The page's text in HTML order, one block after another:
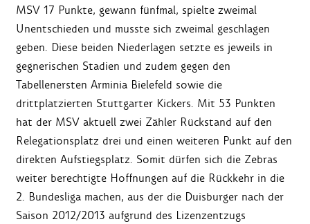
MSV 17 Punkte, gewann fünfmal, spielte zweimal
Unentschieden und musste sich zweimal geschlagen
geben. Diese beiden Niederlagen setzte es jeweils in
gegnerischen Stadien und zudem gegen den
Tabellenersten Arminia Bielefeld sowie die
drittplatzierten Stuttgarter Kickers. Mit 53 Punkten
hat der MSV aktuell zwei Zähler Rückstand auf den
Relegationsplatz drei und einen weiteren Punkt auf den
direkten Aufstiegsplatz. Somit dürfen sich die Zebras
weiter berechtigte Hoffnungen auf die Rückkehr in die
2. Bundesliga machen, aus der die Duisburger nach der
Saison 2012/2013 aufgrund des Lizenzentzugs